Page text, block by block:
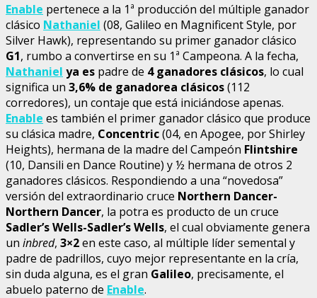
Enable pertenece a la 1ª producción del múltiple ganador
clásico Nathaniel (08, Galileo en Magnificent Style, por
Silver Hawk), representando su primer ganador clásico
G1, rumbo a convertirse en su 1ª Campeona. A la fecha,
Nathaniel ya es padre de 4 ganadores clásicos, lo cual
significa un 3,6% de ganadorea clásicos(112
corredores), un contaje que está iniciándose apenas.
Enable es también el primer ganador clásico que produce
su clásica madre, Concentric(04, en Apogee, por Shirley
Heights), hermana de la madre del Campeón Flintshire
(10, Dansili en Dance Routine) y ½ hermana de otros 2
ganadores clásicos. Respondiendo a una “novedosa”
versión del extraordinario cruce Northern Dancer-
Northern Dancer, la potra es producto de un cruce
Sadler’s Wells-Sadler’s Wells, el cual obviamente genera
un inbred, 3×2en este caso, al múltiple líder semental y
padre de padrillos, cuyo mejor representante en la cría,
sin duda alguna, es el gran Galileo, precisamente, el
abuelo paterno de Enable.